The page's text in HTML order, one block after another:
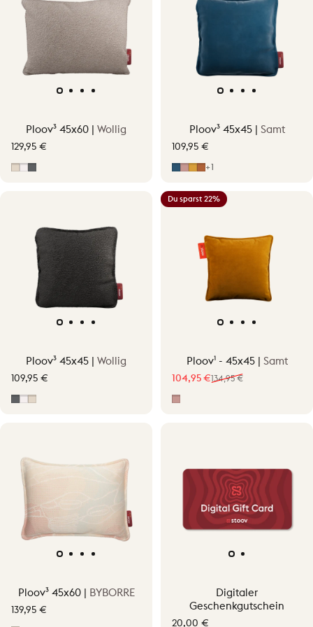
Ploov³ 45x60 | Wollig
129,95 €
Soft Beige
Off-White
Ploov³ 45x45 | Samt
109,95 €
Midnight Blue
Hellrosa
Ocher Yellow
Terracotta Orange
+1
Ploov³ 45x45 | Wollig
109,95 €
Grau
Off-White
Du sparst 22%
Ploov¹ - 45x45 | Samt
Verkaufspreis
104,95 €
Normaler Preis
134,95 €
Ploov³ 45x60 | BYBORRE
139,95 €
Digitaler
Geschenkgutschein
20,00 €